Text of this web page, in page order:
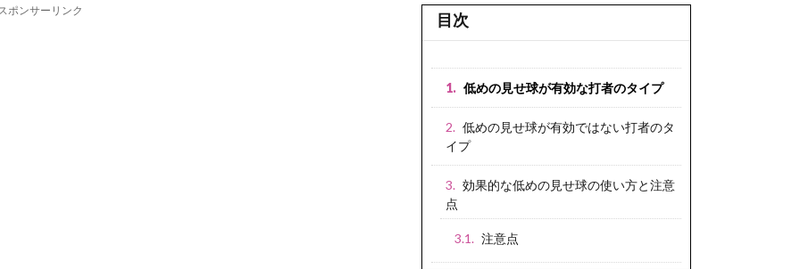
ポンサーリンク 目次
低めの見せ球が有効な打者のタイプ
低めの見せ球が有効ではない打者のタ
イプ
効果的な低めの見せ球の使い方と注意
点
注意点